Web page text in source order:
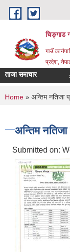
Skip to main content
चिङ्गाड
गाउँ
प्रदेश,
ताजा समाचार
1
You are
Home » अन्तिम नतिजा
अन्तिम
Submitted on: